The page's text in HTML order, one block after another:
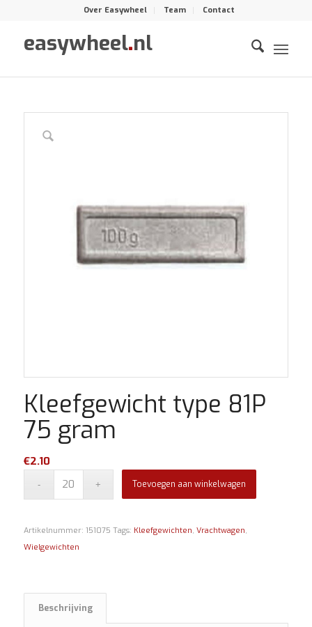
Over Easywheel Team Contact
easywheel.nl
Kleefgewicht type 81P
75 gram
€2.10
Toevoegen aan winkelwagen
Artikelnummer: 151075 Tags: Kleefgewichten, Vrachtwagen,
Wielgewichten
Beschrijving